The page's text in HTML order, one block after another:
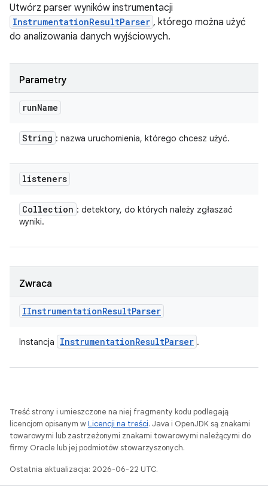
Utwórz parser wyników instrumentacji
InstrumentationResultParser , którego można użyć
do analizowania danych wyjściowych.
Parametry
runName
String : nazwa uruchomienia, którego chcesz użyć.
listeners
Collection : detektory, do których należy zgłaszać
wyniki.
Zwraca
IInstrumentationResultParser
Instancja InstrumentationResultParser .
Treść strony i umieszczone na niej fragmenty kodu podlegają
licencjom opisanym wLicencji na treści. Java i OpenJDK są znakami
towarowymi lub zastrzeżonymi znakami towarowymi należącymi do
firmy Oracle lub jej podmiotów stowarzyszonych.
Ostatnia aktualizacja: 2026-06-22 UTC.